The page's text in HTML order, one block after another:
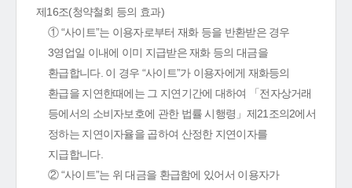
제16조(청약철회 등의 효과)
① “사이트”는 이용자로부터 재화 등을 반환받은 경우
3영업일 이내에 이미 지급받은 재화 등의 대금을
환급합니다. 이 경우 “사이트”가 이용자에게 재화등의
환급을 지연한때에는 그 지연기간에 대하여 「전자상거래
등에서의 소비자보호에 관한 법률 시행령」제21조의2에서
정하는 지연이자율을 곱하여 산정한 지연이자를
지급합니다.
② “사이트”는 위 대금을 환급함에 있어서 이용자가